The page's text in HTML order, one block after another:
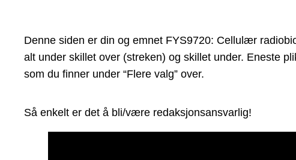
Denne siden er din og emnet FYS9720: Cellulær
alt under skillet over (streken) og skillet under. Eneste
som du finner under “Flere valg” over.
Så enkelt er det å bli/være redaksjonsansvarlig!